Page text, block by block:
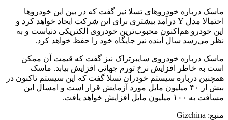
ماسک درباره خودروهای تسلا نیز گفت که در بین این خودروها
احتمالا مدل Y درآمد بیشتری برای این شرکت ایجاد خواهد کرد و
این خودرو هم‌اکنون محبوب‌ترین خودروی الکتریکی دنیاست و به
نظر می‌رسد سال آینده نیز جایگاه خود را حفظ خواهد کرد.
ماسک درباره خودروی سایبرتراک نیز گفت که قیمت آن ممکن
است به خاطر افزایش نرخ تورم جهانی افزایش بیابد. ماسک
همچنین درباره سیستم خودران تسلا گفت که این سیستم تاکنون در
بیش از ۴۰ میلیون مایل مورد آزمایش قرار است و امسال این
مسافت به ۱۰۰ میلیون مایل افزایش خواهد یافت.
منبع: Gizchina